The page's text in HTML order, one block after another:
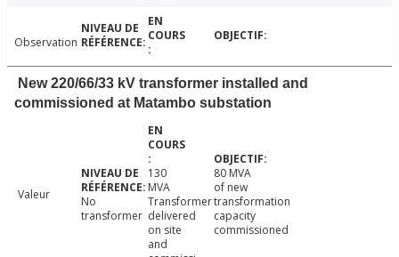
Observation
New 220/66/33 kV transformer installed and
commissioned at Matambo substation
Valeur
No
transformer
130
MVA
Transformer
delivered
on site
and
80 MVA
of new
transformation
capacity
commissioned